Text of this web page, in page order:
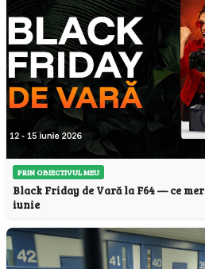
PRIN OBIECTIVUL MEU
Black Friday de Vară la F64 — ce
iunie